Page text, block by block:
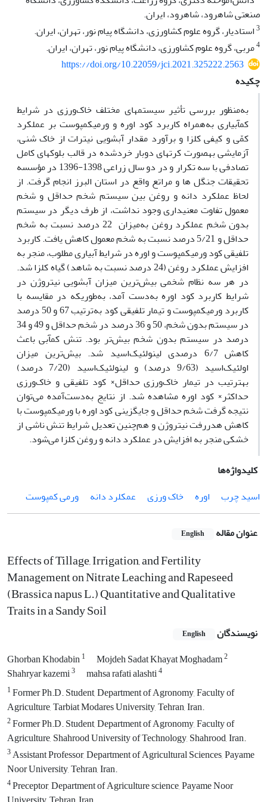
صنعتی شاهرود، شاهرود، ایران.
3استادیار، گروه علوم کشاورزی، دانشگاه پیام نور، تهران، ایران‏.
4مربی، گروه علوم کشاورزی، دانشگاه پیام نور، تهران، ایران.
https://doi.org/10.22059/jci.2021.325222.2563
چکیده
به‌منظور بررسی تأثیر سیستم‎های مختلف خاک‌ورزی در شرایط
کم‎آبیاری به‌همراه کاربرد کود اوره و ورمی‎کمپوست بر عملکرد
کمّی و کیفی کلزا و برآورد مقدار آبشویی نیترات از خاک شنی،
آزمایشی به‎صورت کرت‎های دوبار خردشده در قالب بلوک‎های کامل
تصادفی با سه تکرار و در دو سال زراعی 1398-1396 در مؤسسه
تحقیقات جنگل ها و مراتع واقع در استان البرز انجام گرفت. از
لحاظ عملکرد دانه و روغن بین سیستم شخم حداقل و شخم
معمول تفاوت معنی‎داری وجود نداشت، از طرف دیگر در سیستم
بدون شخم عملکرد روغن به‌میزان 22 درصد نسبت به شخم
حداقل و 5/21 درصد نسبت به شخم معمول کاهش یافت. کاربرد
تلفیقی کود ورمی‎کمپوست و اوره در شرایط آبیاری مطلوب، منجر به
افزایش عملکرد روغن (24 درصد نسبت به شاهد) گیاه کلزا شد.
در هر سه نظام شخمی بیش‌ترین میزان آبشویی نیتروژن در
شرایط کاربرد کود اوره به‌دست آمد، به‌طوری‎که در مقایسه با
کاربرد ورمی‎کمپوست و تیمار تلفیقی کود به‌ترتیب 67 و 50 درصد
در سیستم بدون شخم، 50 و 36 درصد در شخم حداقل و 49 و 34
درصد در سیستم بدون شخم بیش‌تر بود. تنش کم‎آبی باعث
کاهش 6/7 درصدی لینولئیک‌اسید شد. بیش‌ترین میزان
اولئیک‌اسید (9/63 درصد) و لینولئیک‌اسید (7/20 درصد)
به‎ترتیب در تیمار خاک‌ورزی حداقل× کود تلفیقی و خاک‌ورزی
حداکثر× کود اوره مشاهده شد. از نتایج به‌دست‌آمده می‌توان
نتیجه گرفت شخم حداقل و جایگزینی کود اوره با ورمی‎کمپوست با
کاهش هدررفت نیتروژن و هم‌چنین تعدیل شرایط تنش ناشی از
خشکی منجر به افزایش در عملکرد دانه و روغن کلزا می‌شود.
کلیدواژه‌ها
اسید چرب
اوره خاک ورزی عمکلرد دانه ورمی کمپوست
عنوان مقاله English
Effects of Tillage, Irrigation, and Fertility
Management on Nitrate Leaching and Rapeseed
(Brassica napus L.) ‎Quantitative and Qualitative
Traits in a Sandy Soil
نویسندگان English
Ghorban Khodabin1 Mojdeh Sadat Khayat Moghadam2
Shahryar kazemi3 mahsa rafati alashti4
1Former Ph.D. Student, Department of Agronomy, Faculty of
Agriculture, Tarbiat Modares University, Tehran, Iran.
2Former Ph.D. Student, Department of Agronomy, Faculty of
Agriculture, Shahrood University of Technology, Shahrood, Iran.
3Assistant Professor, Department of Agricultural Sciences, Payame
Noor University, Tehran, Iran.
4Preceptor, Department of Agriculture science, Payame Noor